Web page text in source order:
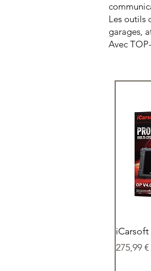
Les outils
garages,
Avec
iCarsoft
Prix
275,99 €